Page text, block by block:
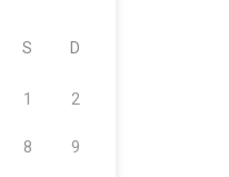
S D
1 2
8 9